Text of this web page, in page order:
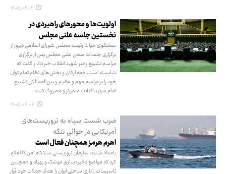
۱۴۰۵.۰۴.۱۲
اولویت‌ها و محورهای راهبردی در
نخستین جلسه علنی مجلس
سخنگوی هیات رئیسه مجلس شورای اسلامی دیروز از
برگزاری جلسات صحن علنی مجلس پس از برگزاری
مراسم تشییع رهبر شهید انقلاب خبر داد و گفت که
شایسته است، همه ارکان و بخش‌های نظام تمام توان
خود را بر مراسم مهم و عظیم و بین‌الممالکی تشییع
امام شهید انقلاب متمرکز و مصروف کنند.
۱۴۰۵.۰۴.۰۶
ضرب شست سپاه به تروریست‌های
آمریکایی در حوالی تنگه
اهرم هرمز همچنان فعال است
بامداد شنبه، سازمان تروریستی سنتکام آمریکا اعلام
کرد که مواضع ذخیره‌سازی موشک و پهپاد و همچنین
تاسیسات راداری ساحلی ایران را هدف حملات خود قرار